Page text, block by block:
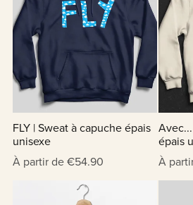
FLY | Sweat à capuche épais
unisexe
À partir de €54.90
épais
À